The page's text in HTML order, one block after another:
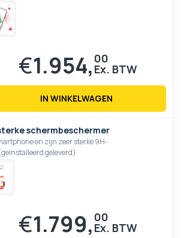
€1.954, 00
IN WINKELWAGEN
schermbeschermer
en zijn zeer sterke 9H-
geleverd)
€1.799, 00